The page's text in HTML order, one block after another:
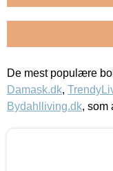
De mest populære
Damask.dk,
Bydahlliving.dk, som